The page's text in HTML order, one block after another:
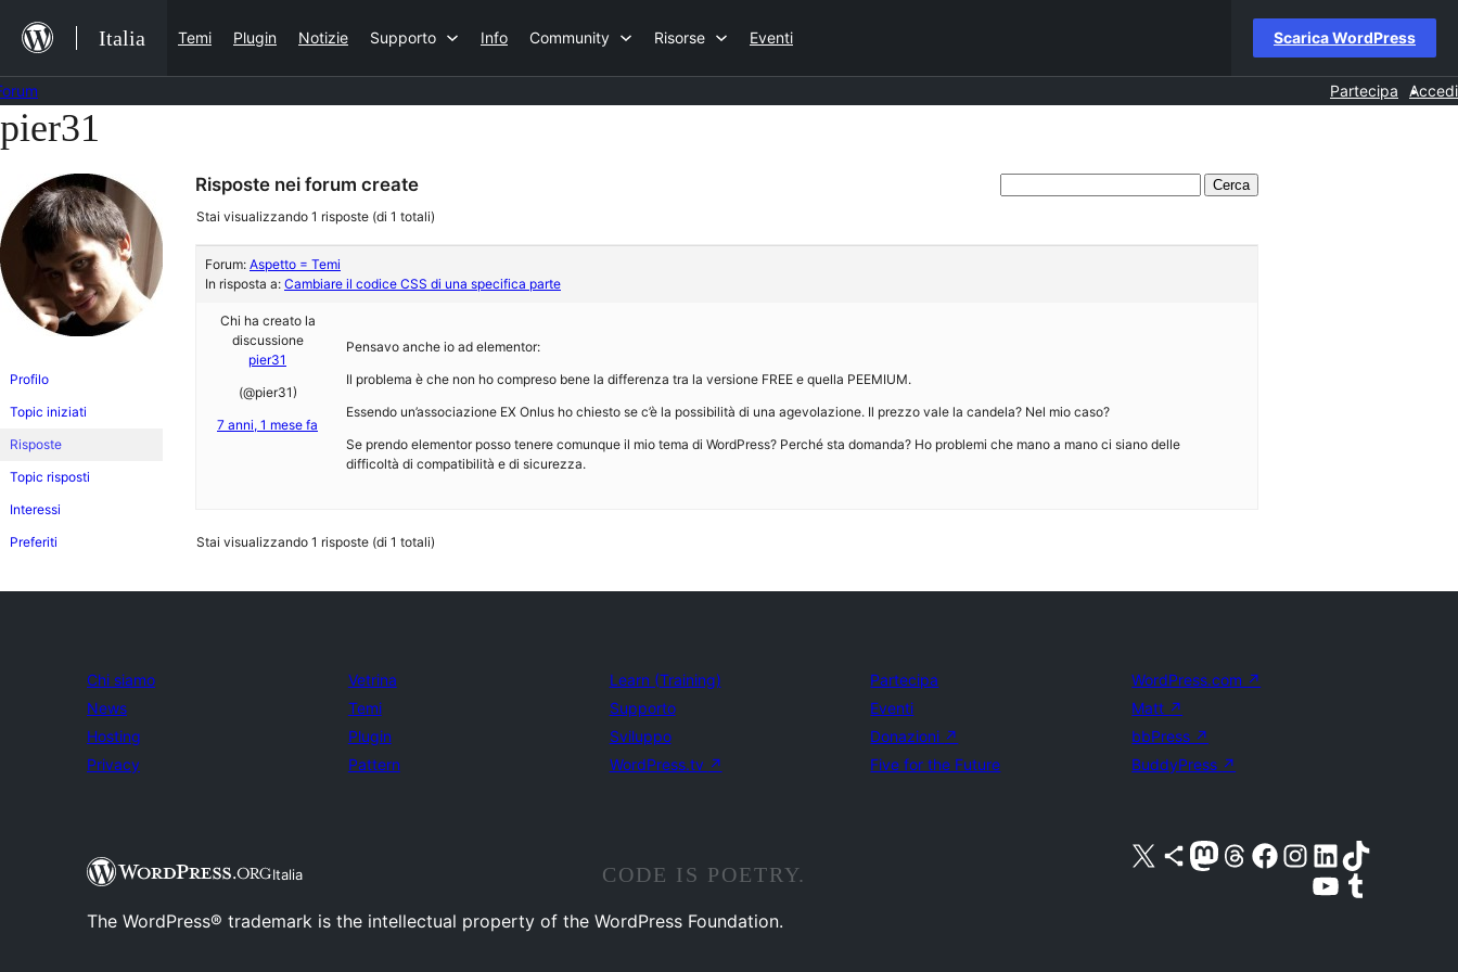
contenuto
Italia Temi Plugin Notizie Supporto Info Community Risorse Eventi Scarica WordPress
Partecipa Accedi
Vai
al
contenuto
pier31
Profilo
Topic iniziati
Risposte
Topic risposti
Interessi
Preferiti
Risposte nei forum create
Stai visualizzando 1 risposte (di 1 totali)
Forum: Aspetto = Temi
In risposta a: Cambiare il codice CSS di una specifica parte
Chi ha creato la
discussione
pier31
(@pier31)
7 anni, 1 mese fa
Pensavo anche io ad elementor:
Il problema è che non ho compreso bene la differenza tra la versione FREE e quella PEEMIUM.
Essendo un’associazione EX Onlus ho chiesto se c’è la possibilità di una agevolazione. Il prezzo vale la candela? Nel mio caso?
Se prendo elementor posso tenere comunque il mio tema di WordPress? Perché sta domanda? Ho problemi che mano a mano ci siano delle
difficoltà di compatibilità e di sicurezza.
Stai visualizzando 1 risposte (di 1 totali)
Chi siamo
News
Hosting
Privacy
Vetrina
Temi
Plugin
Pattern
Learn (Training)
Supporto
Sviluppo
WordPress.tv ↗
Partecipa
Eventi
Donazioni ↗
Five for the Future
WordPress.com ↗
Matt ↗
bbPress ↗
BuddyPress ↗
Italia
Visita il nostro account X (ex Twitter)
Visita il nostro account Bluesky
Visita il nostro account Mastodon
Visita il nostro account Threads
Visita la nostra pagina Facebook
Visita il nostro account Instagram
Visita il nostro account LinkedIn
Visita il nostro account TikTok
Visita il nostro canale YouTube
Visita il nostro account Tumblr
CODE IS POETRY.
The WordPress® trademark is the intellectual property of the WordPress Foundation.